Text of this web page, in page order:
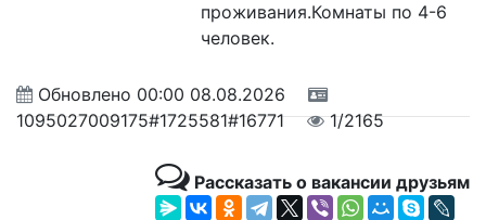
проживания.Комнаты по 4-6
человек.
Обновлено 00:00 08.08.2026
1095027009175#1725581#16771
1/2165
Рассказать о вакансии друзьям